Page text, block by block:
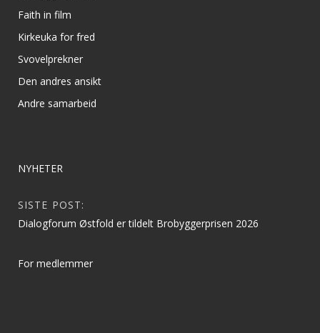
Faith in film
Kirkeuka for fred
Svovelprekner
Den andres ansikt
Andre samarbeid
NYHETER
SISTE POST:
Dialogforum Østfold er tildelt Brobyggerprisen 2026
For medlemmer